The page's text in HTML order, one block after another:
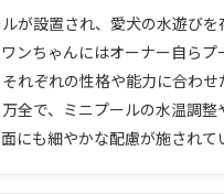
が設置され、愛犬の水遊びを
ンちゃんにはオーナー自らプ
れぞれの性格や能力に合わせ
全で、ミニプールの水温調整
にも細やかな配慮が施されて